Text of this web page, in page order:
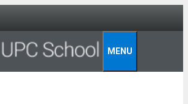
MENU